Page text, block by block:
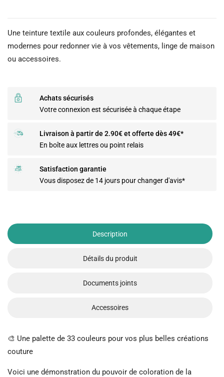
Une teinture textile aux couleurs profondes, élégantes et
modernes pour redonner vie à vos vêtements, linge de maison
ou accessoires.
Achats sécurisés
Votre connexion est sécurisée à chaque étape
Livraison à partir de 2.90€ et offerte dès 49€*
En boîte aux lettres ou point relais
Satisfaction garantie
Vous disposez de 14 jours pour changer d'avis*
Description
Détails du produit
Documents joints
Accessoires
🎨 Une palette de 33 couleurs pour vos plus belles créations
couture
Voici une démonstration du pouvoir de coloration de la